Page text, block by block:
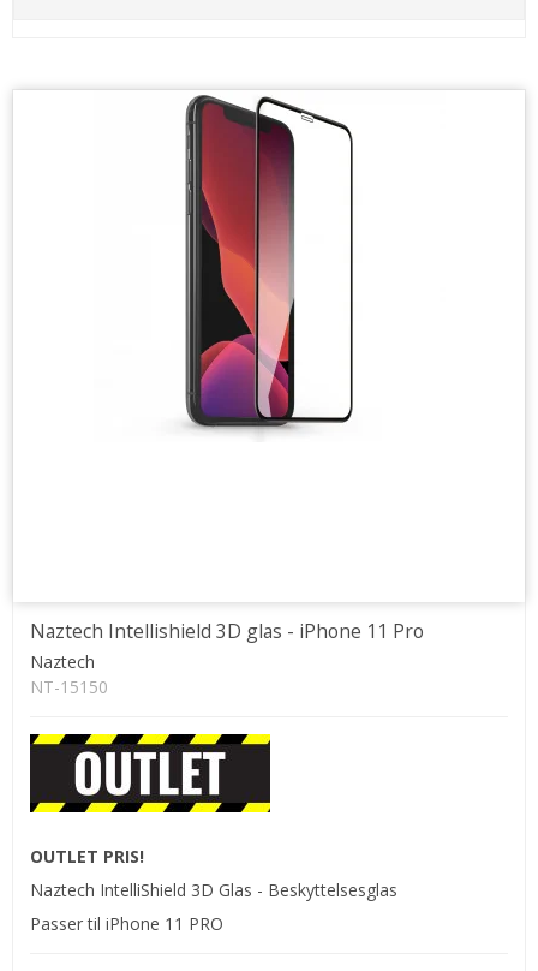
Naztech Intellishield 3D glas - iPhone 11 Pro
Naztech
NT-15150
OUTLET PRIS!
Naztech IntelliShield 3D Glas - Beskyttelsesglas
Passer til iPhone 11 PRO